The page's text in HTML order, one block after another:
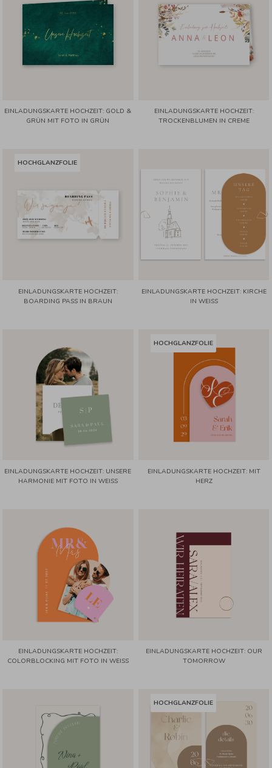
EINLADUNGSKARTE HOCHZEIT: GOLD &
GRÜN MIT FOTO IN GRÜN
EINLADUNGSKARTE HOCHZEIT:
TROCKENBLUMEN IN CREME
HOCHGLANZFOLIE
EINLADUNGSKARTE HOCHZEIT:
BOARDING PASS IN BRAUN
EINLADUNGSKARTE HOCHZEIT: KIRCHE
IN WEISS
EINLADUNGSKARTE HOCHZEIT: UNSERE
HARMONIE MIT FOTO IN WEISS
HOCHGLANZFOLIE
EINLADUNGSKARTE HOCHZEIT: MIT
HERZ
EINLADUNGSKARTE HOCHZEIT:
COLORBLOCKING MIT FOTO IN WEISS
EINLADUNGSKARTE HOCHZEIT: OUR
TOMORROW
HOCHGLANZFOLIE